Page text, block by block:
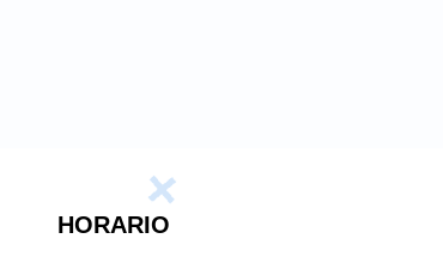
HORARIO